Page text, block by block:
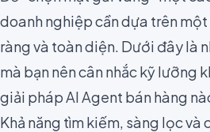
doanh nghiệp cần dựa trên
ràng và toàn diện. Dưới đây là
mà bạn nên cân nhắc kỹ lưỡng
giải pháp AI Agent bán hàng
Khả năng tìm kiếm, sàng lọc và